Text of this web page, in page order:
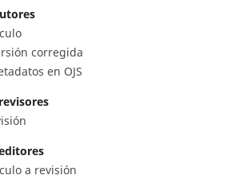
corregida
en OJS
a revisión